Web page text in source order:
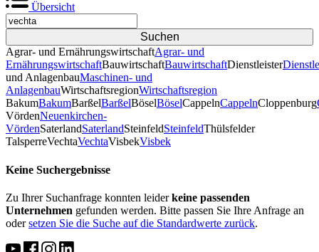
Übersicht
Agrar- und ErnährungswirtschaftAgrar- und
ErnährungswirtschaftBauwirtschaftBauwirtschaftDienstleister
und AnlagenbauMaschinen- und
AnlagenbauWirtschaftsregionWirtschaftsregion
BakumBakumBarßelBarßelBöselBöselCappelnCappelnCloppenburg
VördenNeuenkirchen-
VördenSaterlandSaterlandSteinfeldSteinfeldThülsfelder
TalsperreVechtaVechtaVisbekVisbek
Keine Suchergebnisse
Zu Ihrer Suchanfrage konnten leiderkeine passenden
Unternehmen gefunden werden. Bitte passen Sie Ihre Anfrage an
odersetzen Sie die Suche auf die Standardwerte zurück.